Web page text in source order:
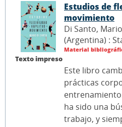
Texto impreso
Estudios de
movimiento
Di Santo,
(Argentina) :
Material
Este libro
prácticas
ha sido una
trabajo, y